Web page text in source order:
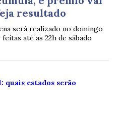
resultado
será realizado no domingo
até as 22h de sábado